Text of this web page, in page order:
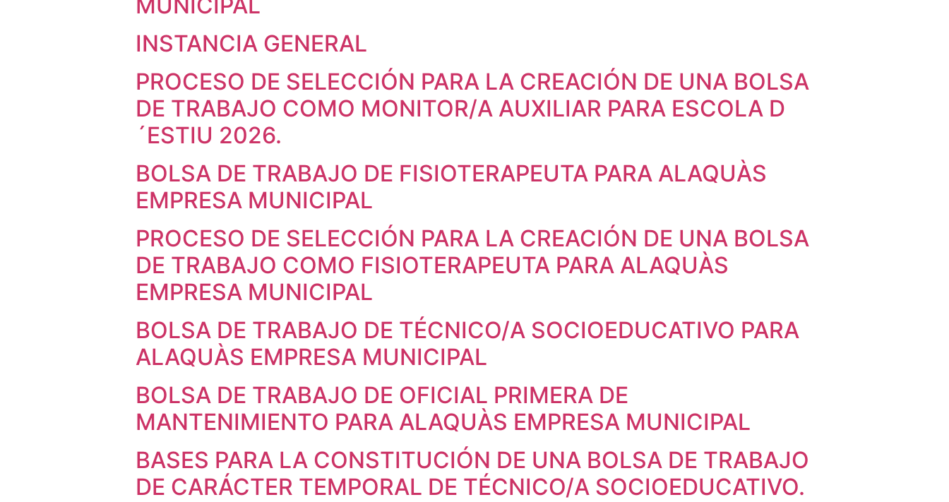
INSTANCIA GENERAL
PROCESO DE SELECCIÓN PARA LA CREACIÓN DE UNA BOLSA
DE TRABAJO COMO MONITOR/A AUXILIAR PARA ESCOLA D
´ESTIU 2026.
BOLSA DE TRABAJO DE FISIOTERAPEUTA PARA ALAQUÀS
EMPRESA MUNICIPAL
PROCESO DE SELECCIÓN PARA LA CREACIÓN DE UNA BOLSA
DE TRABAJO COMO FISIOTERAPEUTA PARA ALAQUÀS
EMPRESA MUNICIPAL
BOLSA DE TRABAJO DE TÉCNICO/A SOCIOEDUCATIVO PARA
ALAQUÀS EMPRESA MUNICIPAL
BOLSA DE TRABAJO DE OFICIAL PRIMERA DE
MANTENIMIENTO PARA ALAQUÀS EMPRESA MUNICIPAL
BASES PARA LA CONSTITUCIÓN DE UNA BOLSA DE TRABAJO
DE CARÁCTER TEMPORAL DE TÉCNICO/A SOCIOEDUCATIVO.